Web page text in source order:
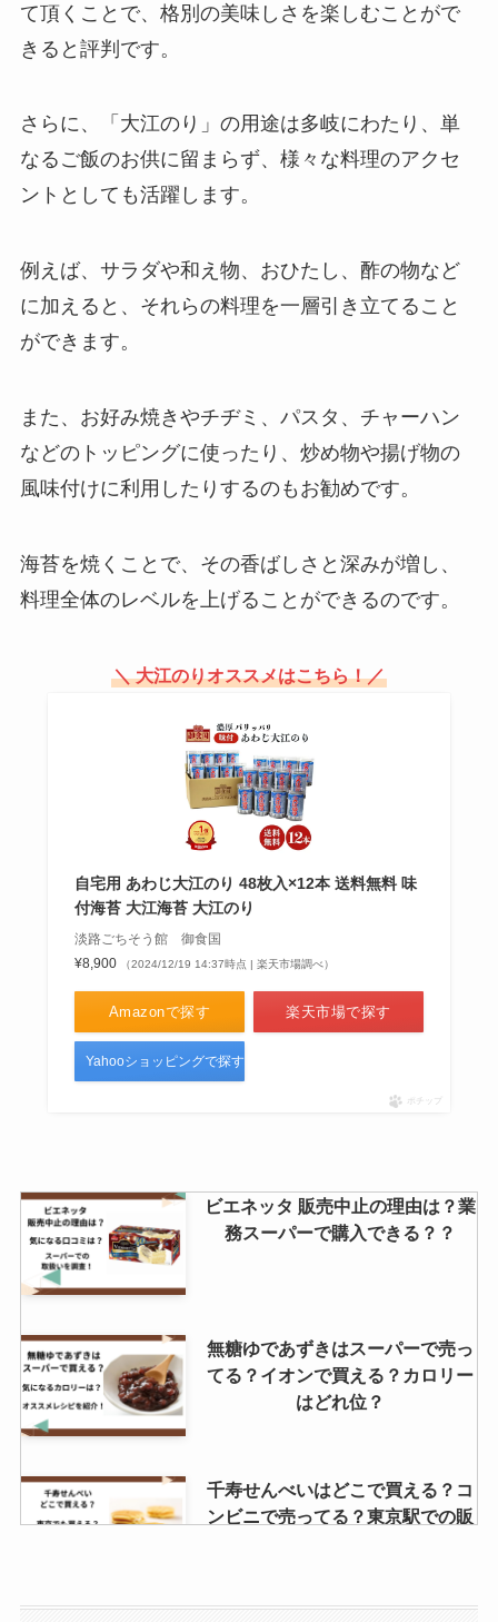
フォロのドレッシングはカルディ
半月のお菓子はどこで売ってる？
高島屋で買える？送料無料で購入
オランジーナ 販売中止の噂は本
て頂くことで、格別の美味しさを楽しむことがで
きると評判です。
さらに、「大江のり」の用途は多岐にわたり、単
なるご飯のお供に留まらず、様々な料理のアクセ
ントとしても活躍します。
例えば、サラダや和え物、おひたし、酢の物など
に加えると、それらの料理を一層引き立てること
ができます。
また、お好み焼きやチヂミ、パスタ、チャーハン
などのトッピングに使ったり、炒め物や揚げ物の
風味付けに利用したりするのもお勧めです。
海苔を焼くことで、その香ばしさと深みが増し、
料理全体のレベルを上げることができるのです。
＼ 大江のりオススメはこちら！／
自宅用 あわじ大江のり 48枚入×12本 送料無料 味
付海苔 大江海苔 大江のり
淡路ごちそう館 御食国
¥8,900
（2024/12/19 14:37時点 | 楽天市場調べ）
Amazonで探す 楽天市場で探す
Yahooショッピングで探す
ポチップ
ビエネッタ 販売中止の理由は？業
務スーパーで購入できる？？
無糖ゆであずきはスーパーで売っ
てる？イオンで買える？カロリー
はどれ位？
千寿せんべいはどこで買える？コ
ンビニで売ってる？東京駅での販